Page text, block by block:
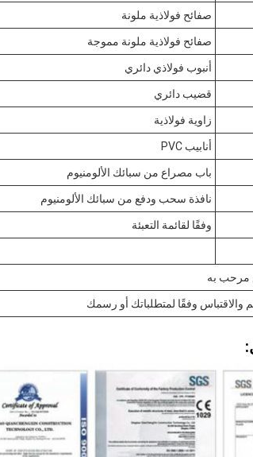
صفائح فولاذية ملونة
صفائح فولاذية ملونة مموجة
أنبوب فولاذي دائري
قضيب دائري
زاوية فولاذية
أنابيب PVC
باب مصراع من سبائك الألومنيوم
نافذة سحب ودفع من سبائك الألومنيوم
وفقًا لقائمة التعبئة